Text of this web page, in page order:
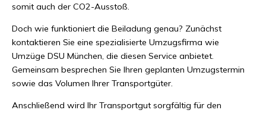
somit auch der CO2-Ausstoß.
Doch wie funktioniert die Beiladung genau? Zunächst
kontaktieren Sie eine spezialisierte Umzugsfirma wie
Umzüge DSU München, die diesen Service anbietet.
Gemeinsam besprechen Sie Ihren geplanten Umzugstermin
sowie das Volumen Ihrer Transportgüter.
Anschließend wird Ihr Transportgut sorgfältig für den